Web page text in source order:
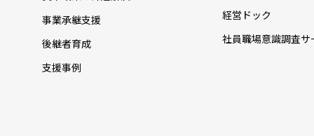
事業承継支援
後継者育成
支援事例
経営ドック
社員職場意識調査サ